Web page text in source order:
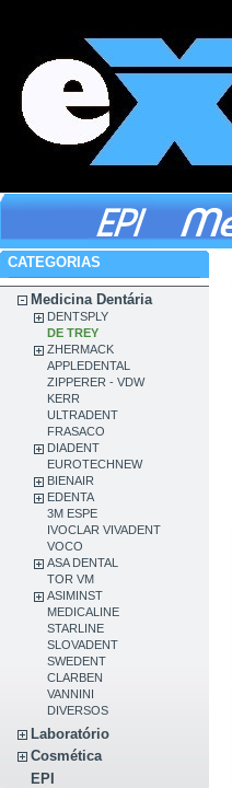
CATEGORIAS
Medicina Dentária
DENTSPLY
DE TREY
ZHERMACK
APPLEDENTAL
ZIPPERER - VDW
KERR
ULTRADENT
FRASACO
DIADENT
EUROTECHNEW
BIENAIR
EDENTA
3M ESPE
IVOCLAR VIVADENT
VOCO
ASA DENTAL
TOR VM
ASIMINST
MEDICALINE
STARLINE
SLOVADENT
SWEDENT
CLARBEN
VANNINI
DIVERSOS
Laboratório
Cosmética
EPI